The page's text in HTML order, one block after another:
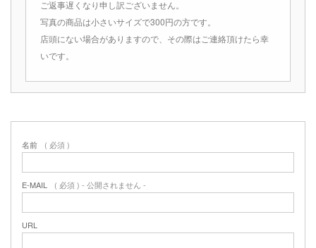
ご返事遅くなり申し訳ございません。
写真の商品は小さいサイズで300円の方です。
店頭にない場合がありますので、その際はご連絡頂けたら幸
いです。
名前 ( 必須 )
E-MAIL ( 必須 ) - 公開されません -
URL